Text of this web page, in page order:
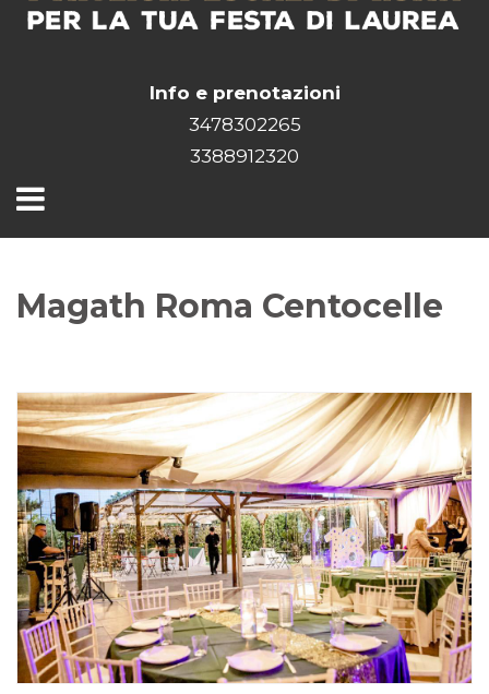
Info e prenotazioni
3478302265
3388912320
Magath Roma Centocelle